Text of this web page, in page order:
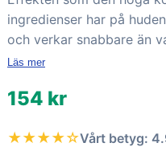
ingredienser har på
och verkar snabbare än
Läs mer
154 kr
★★★★☆Vårt betyg: